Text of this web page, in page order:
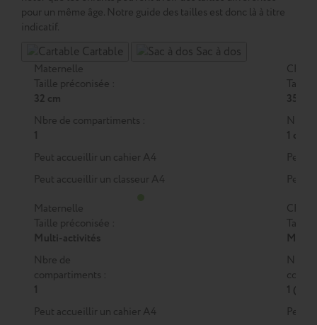
pour un même âge. Notre guide des tailles est donc là à titre
indicatif.
Cartable Sac à dos
Maternelle
Taille préconisée :
32 cm
Nbre de compartiments :
1
Peut accueillir un cahier A4
Peut accueillir un classeur A4
CP
Taille
35 cm
Nbre
1 ou 2
Peut
Peut
Maternelle
Taille préconisée :
Multi-activités
Nbre de
compartiments :
1
Peut accueillir un cahier A4
CP
Taille
M
Nbre
1 (M)
Peut